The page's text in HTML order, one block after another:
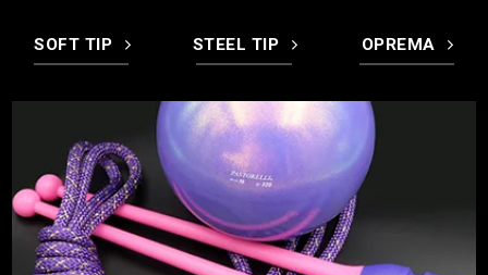
SOFT TIP STEEL TIP OPREMA